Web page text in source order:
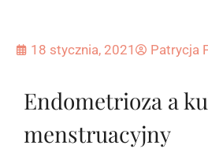
18 stycznia, 2021 Patrycja
Endometrioza a
menstruacyjny